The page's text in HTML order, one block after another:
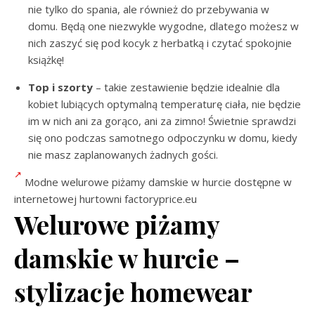
nie tylko do spania, ale również do przebywania w
domu. Będą one niezwykle wygodne, dlatego możesz w
nich zaszyć się pod kocyk z herbatką i czytać spokojnie
książkę!
Top i szorty – takie zestawienie będzie idealnie dla
kobiet lubiących optymalną temperaturę ciała, nie będzie
im w nich ani za gorąco, ani za zimno! Świetnie sprawdzi
się ono podczas samotnego odpoczynku w domu, kiedy
nie masz zaplanowanych żadnych gości.
Modne welurowe piżamy damskie w hurcie dostępne w
internetowej hurtowni factoryprice.eu
Welurowe piżamy
damskie w hurcie –
stylizacje homewear